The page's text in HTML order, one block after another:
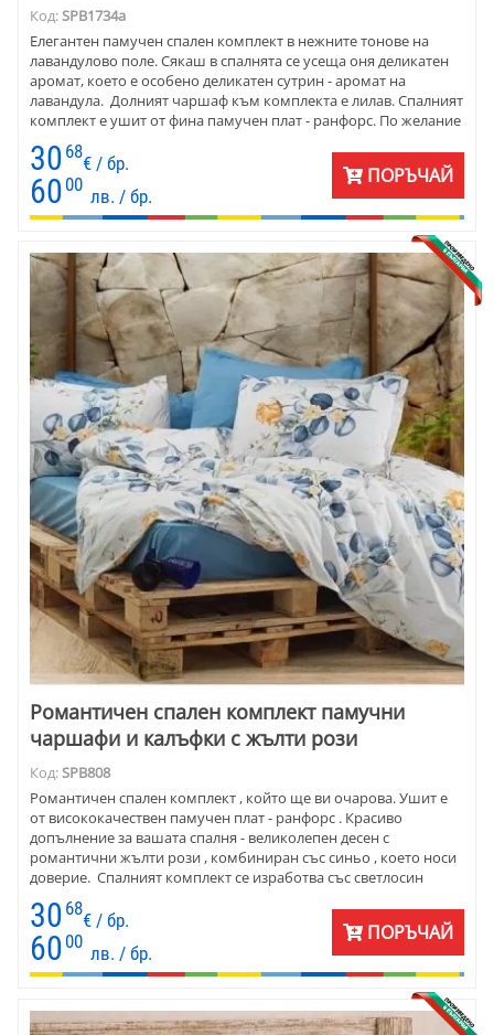
Код:SPB1734a
Елегантен памучен спален комплект в нежните тонове на
лавандулово поле. Сякаш в спалнята се усеща оня деликатен
аромат, което е особено деликатен сутрин - аромат на
лавандула. Долният чаршаф към комплекта е лилав. Спалният
комплект е ушит от фина памучен плат - ранфорс. По желание
към комплекта могат да се добавят калъфки в други цветове -
от бледо лилаво до тъмно виолетово.
30 68
€ / бр.
60 00
лв. / бр.
ПОРЪЧАЙ
Романтичен спален комплект памучни
чаршафи и калъфки с жълти рози
Код:SPB808
Романтичен спален комплект , който ще ви очарова. Ушит е
от висококачествен памучен плат - ранфорс . Красиво
допълнение за вашата спалня - великолепен десен с
романтични жълти рози , комбиниран със синьо , което носи
доверие. Спалният комплект се изработва със светлосин
долен чаршаф . Съчетайте с допълнителни сини и жълти
едноцветни калъфки за възглавница . Изберете пердета от
нежен воал.
30 68
€ / бр.
60 00
лв. / бр.
ПОРЪЧАЙ